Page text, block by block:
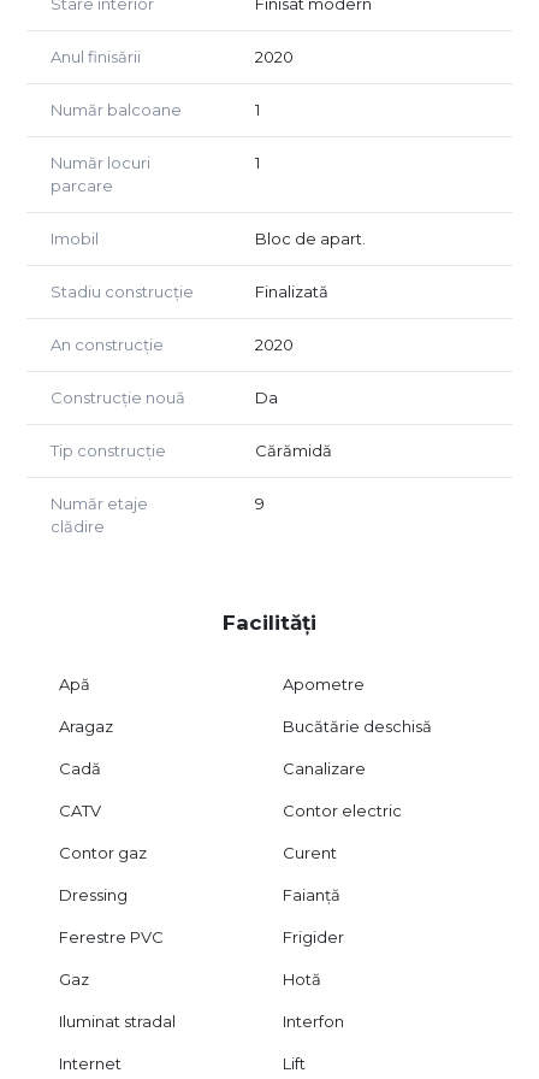
Anul finisării 2020
Număr balcoane 1
Număr locuri
parcare
1
Imobil Bloc de apart.
Stadiu construcție Finalizată
An construcție 2020
Construcție nouă Da
Tip construcție Cărămidă
Număr etaje
clădire
9
Facilități
Apă Apometre
Aragaz Bucătărie deschisă
Cadă Canalizare
CATV Contor electric
Contor gaz Curent
Dressing Faianță
Ferestre PVC Frigider
Gaz Hotă
Iluminat stradal Interfon
Internet Lift